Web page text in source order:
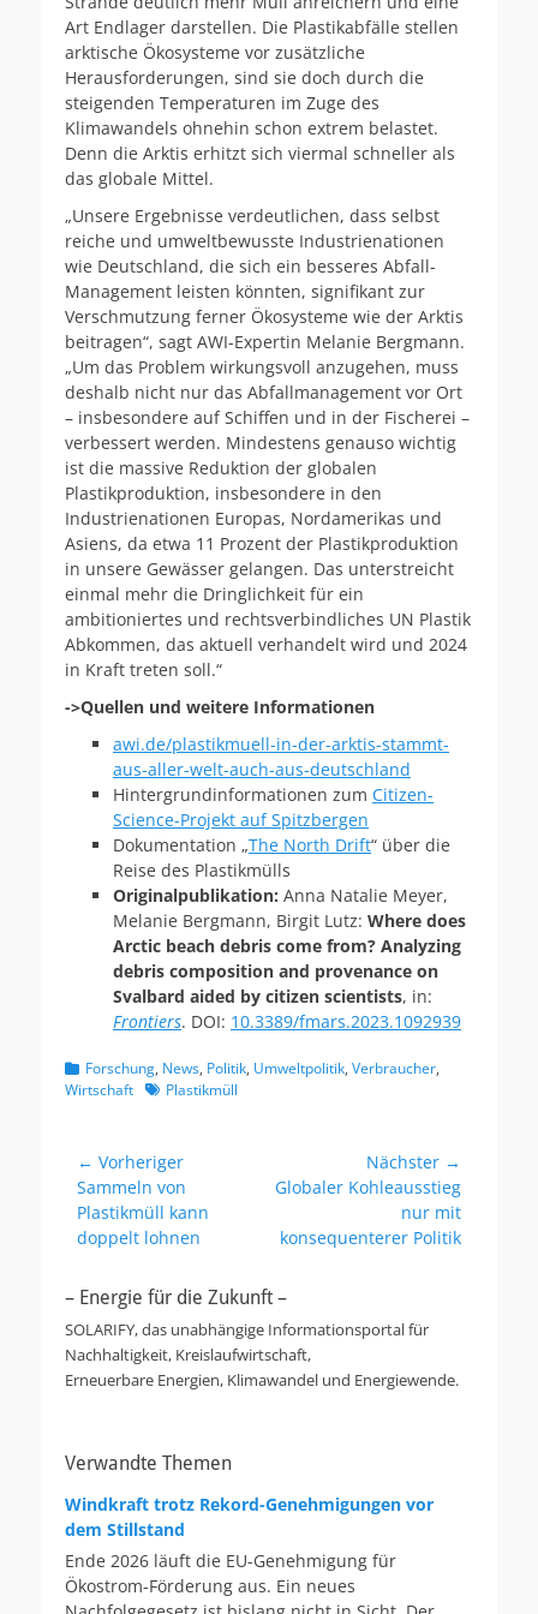
Art Endlager darstellen. Die Plastikabfälle stellen
arktische Ökosysteme vor zusätzliche
Herausforderungen, sind sie doch durch die
steigenden Temperaturen im Zuge des
Klimawandels ohnehin schon extrem belastet.
Denn die Arktis erhitzt sich viermal schneller als
das globale Mittel.
„Unsere Ergebnisse verdeutlichen, dass selbst
reiche und umweltbewusste Industrienationen
wie Deutschland, die sich ein besseres Abfall-
Management leisten könnten, signifikant zur
Verschmutzung ferner Ökosysteme wie der Arktis
beitragen“, sagt AWI-Expertin Melanie Bergmann.
„Um das Problem wirkungsvoll anzugehen, muss
deshalb nicht nur das Abfallmanagement vor Ort
– insbesondere auf Schiffen und in der Fischerei –
verbessert werden. Mindestens genauso wichtig
ist die massive Reduktion der globalen
Plastikproduktion, insbesondere in den
Industrienationen Europas, Nordamerikas und
Asiens, da etwa 11 Prozent der Plastikproduktion
in unsere Gewässer gelangen. Das unterstreicht
einmal mehr die Dringlichkeit für ein
ambitioniertes und rechtsverbindliches UN Plastik
Abkommen, das aktuell verhandelt wird und 2024
in Kraft treten soll.“
->Quellen und weitere Informationen
awi.de/plastikmuell-in-der-arktis-stammt-
aus-aller-welt-auch-aus-deutschland
Hintergrundinformationen zum Citizen-
Science-Projekt auf Spitzbergen
Dokumentation „The North Drift“ über die
Reise des Plastikmülls
Originalpublikation: Anna Natalie Meyer,
Melanie Bergmann, Birgit Lutz: Where does
Arctic beach debris come from? Analyzing
debris composition and provenance on
Svalbard aided by citizen scientists, in:
Frontiers. DOI: 10.3389/fmars.2023.1092939
Kategorien
Forschung, News, Politik, Umweltpolitik, Verbraucher,
Wirtschaft Schlagworte
Plastikmüll
Beitragsnavigation
← Vorheriger
Vorheriger
Beitrag:
Sammeln von
Plastikmüll kann
doppelt lohnen
Nächster →
Nächster
Globaler Kohleausstieg
nur mit
konsequenterer Politik
– Energie für die Zukunft –
SOLARIFY, das unabhängige Informationsportal für
Nachhaltigkeit, Kreislaufwirtschaft,
Erneuerbare Energien, Klimawandel und Energiewende.
Verwandte Themen
Windkraft trotz Rekord-Genehmigungen vor
dem Stillstand
Ende 2026 läuft die EU-Genehmigung für
Ökostrom-Förderung aus. Ein neues